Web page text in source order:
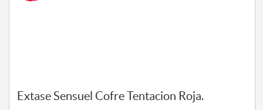
Extase Sensuel Cofre Tentacion Roja.